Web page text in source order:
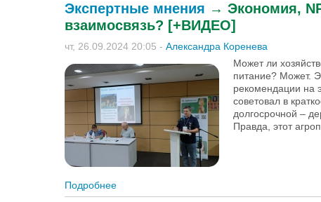
Экспертные мнения → Экономия,
взаимосвязь? [+ВИДЕО]
чт, 26.09.2024 20:05 - Александра Коренева
Может ли
питание? Может.
рекомендации на
советовал в
долгосрочной –
Правда, этот
Подробнее